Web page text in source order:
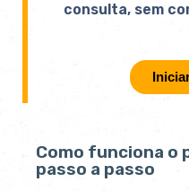
consulta, sem
Como funciona o
passo a passo